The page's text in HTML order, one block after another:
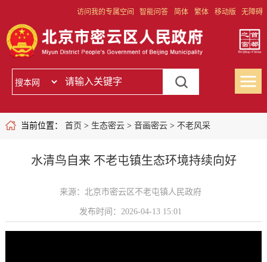
访问我的专属空间 智能问答 简体 繁体 移动版 无障碍
当前位置： 首页 > 生态密云> 音画密云> 不老风采
水清鸟自来 不老屯镇生态环境持续向好
来源：北京市密云区不老屯镇人民政府
发布时间：2026-04-13 15:01